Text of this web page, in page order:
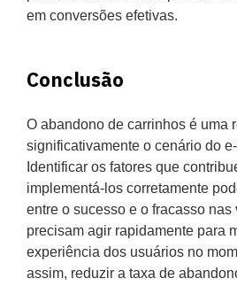
em conversões efetivas.
Conclusão
O abandono de carrinhos é uma
significativamente o cenário do
Identificar os fatores que
implementá-los corretamente
entre o sucesso e o fracasso
precisam agir rapidamente para
experiência dos usuários no
assim, reduzir a taxa de